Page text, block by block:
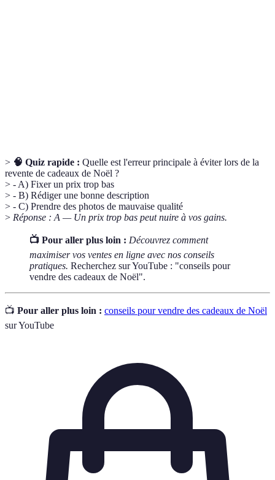
> 🧠 Quiz rapide : Quelle est l'erreur principale à éviter lors de la
revente de cadeaux de Noël ?
> - A) Fixer un prix trop bas
> - B) Rédiger une bonne description
> - C) Prendre des photos de mauvaise qualité
> Réponse : A — Un prix trop bas peut nuire à vos gains.
📺 Pour aller plus loin : Découvrez comment
maximiser vos ventes en ligne avec nos conseils
pratiques. Recherchez sur YouTube : "conseils pour
vendre des cadeaux de Noël".
📺 Pour aller plus loin : conseils pour vendre des cadeaux de Noël
sur YouTube